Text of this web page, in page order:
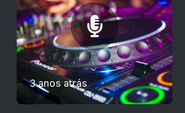
3 anos atrás